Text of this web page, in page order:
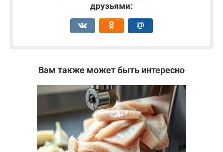
друзьями:
Вам также может быть интересно